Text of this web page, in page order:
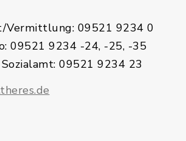
Vermittlung: 09521 9234 0
09521 9234 -24, -25, -35
09521 9234 23